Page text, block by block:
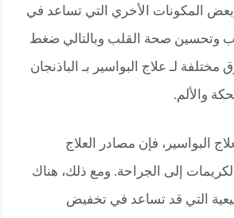
المكونات الأخري التي تساعد في
وتحسين صحة القلب وبالتالي ضغط
لـ علاج البواسير بـ الباذنجان
والألم.
البواسير، فإن مصادر العلاج
الكريمات إلى الجراحة. ومع ذلك، هناك
التي قد تساعد في تخفيض